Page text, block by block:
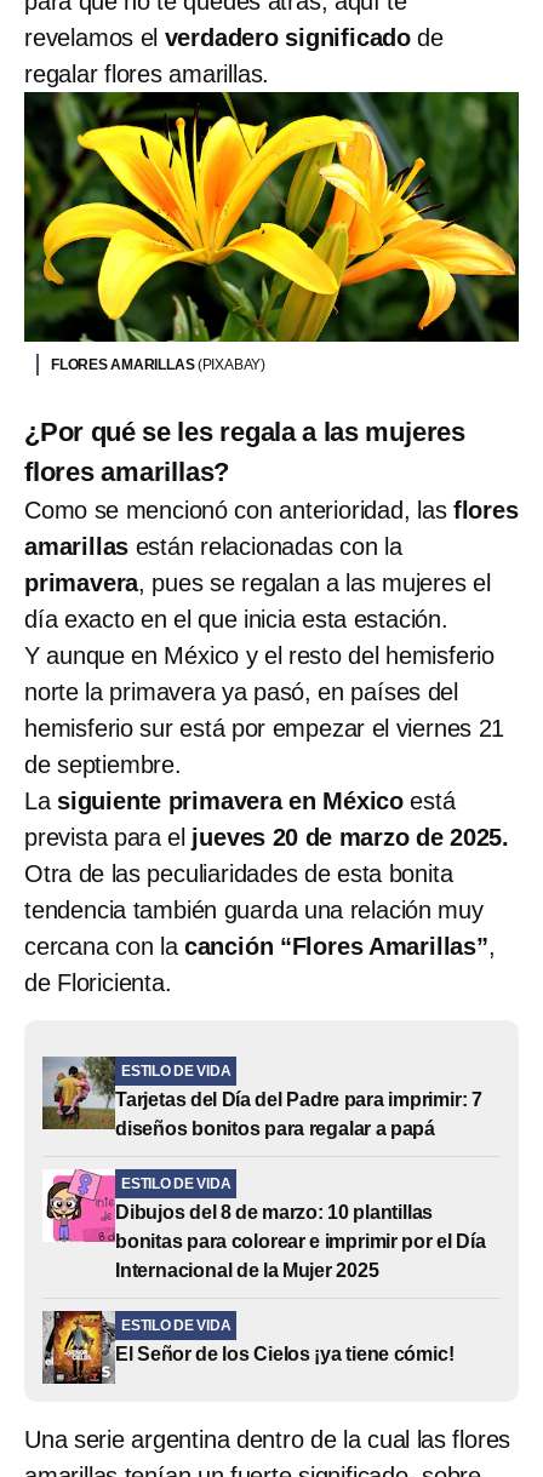
revelamos el verdadero significado de
regalar flores amarillas.
FLORES AMARILLAS(PIXABAY)
¿Por qué se les regala a las mujeres
flores amarillas?
Como se mencionó con anterioridad, las flores
amarillas están relacionadas con la
primavera, pues se regalan a las mujeres el
día exacto en el que inicia esta estación.
Y aunque en México y el resto del hemisferio
norte la primavera ya pasó, en países del
hemisferio sur está por empezar el viernes 21
de septiembre.
La siguiente primavera en México está
prevista para el jueves 20 de marzo de 2025.
Otra de las peculiaridades de esta bonita
tendencia también guarda una relación muy
cercana con la canción “Flores Amarillas”,
de Floricienta.
ESTILO DE VIDA
Tarjetas del Día del Padre para imprimir: 7
diseños bonitos para regalar a papá
ESTILO DE VIDA
Dibujos del 8 de marzo: 10 plantillas
bonitas para colorear e imprimir por el Día
Internacional de la Mujer 2025
ESTILO DE VIDA
El Señor de los Cielos ¡ya tiene cómic!
Una serie argentina dentro de la cual las flores